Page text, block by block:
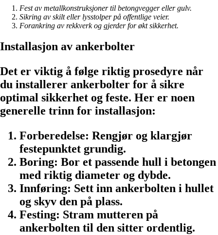
Fest av metallkonstruksjoner til betongvegger eller gulv.
Sikring av skilt eller lysstolper på offentlige veier.
Forankring av rekkverk og gjerder for økt sikkerhet.
Installasjon av ankerbolter
Det er viktig å følge riktig prosedyre når
du installerer ankerbolter for å sikre
optimal sikkerhet og feste. Her er noen
generelle trinn for installasjon:
Forberedelse: Rengjør og klargjør
festepunktet grundig.
Boring: Bor et passende hull i betongen
med riktig diameter og dybde.
Innføring: Sett inn ankerbolten i hullet
og skyv den på plass.
Festing: Stram mutteren på
ankerbolten til den sitter ordentlig.